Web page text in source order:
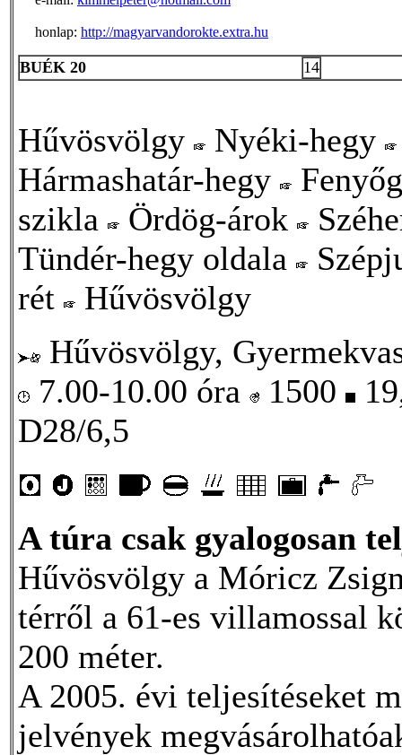
honlap: http://magyarvandorokte.extra.hu
BUÉK 20 14
Hűvösvölgy Nyéki-hegy
Hármashatár-hegy
szikla
Ördög-árok
Tündér-hegy oldala
rét
Hűvösvölgy
Hűvösvölgy,
7.00-10.00 óra
1500
D28/6,5
A túra csak gyalogosan
Hűvösvölgy a Móricz
térről a 61-es villamossal
200 méter.
A 2005. évi teljesítéseket
jelvények